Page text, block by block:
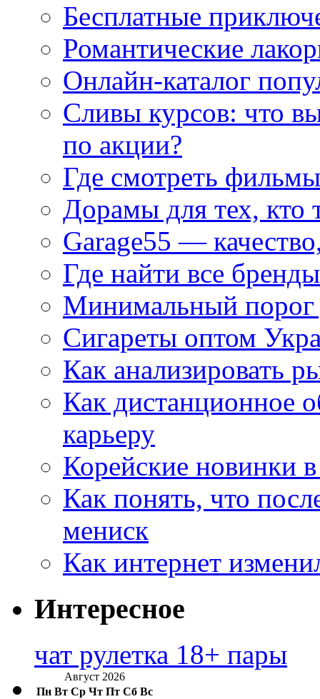
Бесплатные
Романтические
Онлайн-каталог
Сливы курсов: что
по акции?
Где смотреть
Дорамы для тех, кто
Garage55 —
Где найти все
Минимальный порог
Сигареты оптом
Как анализировать
Как дистанционное
карьеру
Корейские новинки
Как понять, что
мениск
Как интернет
Интересное
чат рулетка 18+ пары
Август 2026
Пн Вт Ср Чт Пт Сб Вс